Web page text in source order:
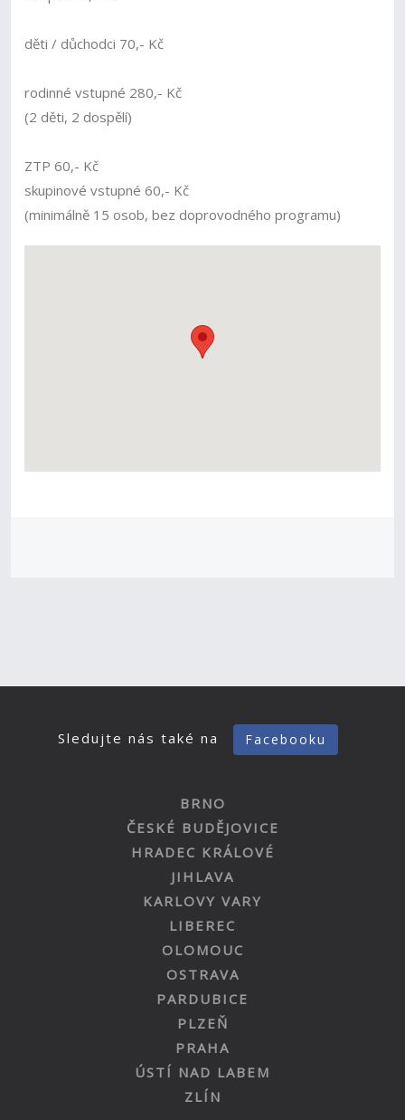
děti / důchodci 70,- Kč
rodinné vstupné 280,- Kč
(2 děti, 2 dospělí)
ZTP 60,- Kč
skupinové vstupné 60,- Kč
(minimálně 15 osob, bez doprovodného programu)
Sledujte nás také na Facebooku
BRNO
ČESKÉ BUDĚJOVICE
HRADEC KRÁLOVÉ
JIHLAVA
KARLOVY VARY
LIBEREC
OLOMOUC
OSTRAVA
PARDUBICE
PLZEŇ
PRAHA
ÚSTÍ NAD LABEM
ZLÍN